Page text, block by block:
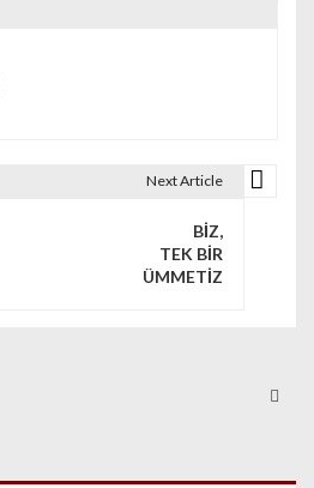
Next Article
BİZ,
TEK BİR
ÜMMETİZ